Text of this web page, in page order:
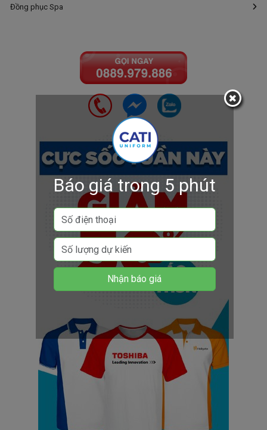
Đồng phục Spa
Báo giá trong 5 phút